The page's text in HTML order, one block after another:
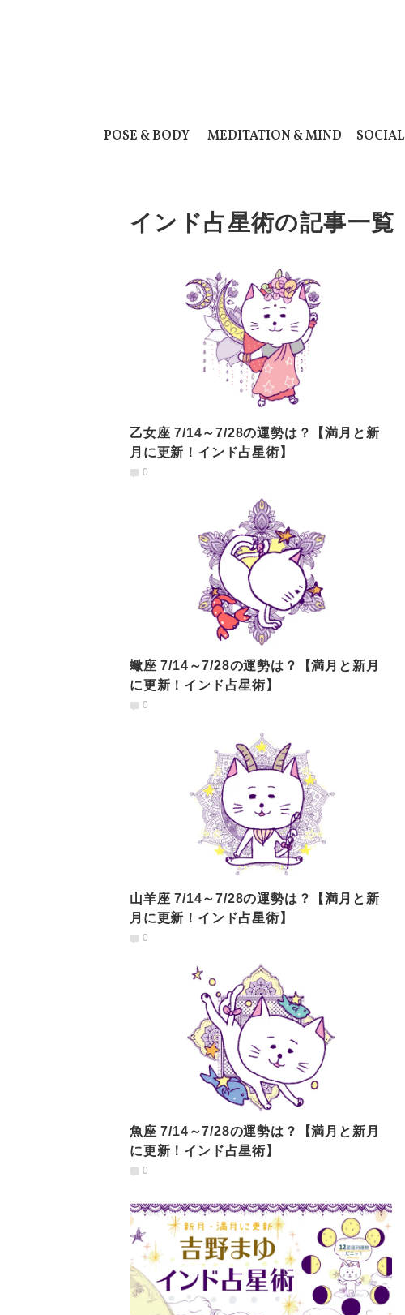
POSE & BODY MEDITATION & MIND SOCIAL
インド占星術の記事一覧
乙女座 7/14～7/28の運勢は？【満月と新
月に更新！インド占星術】
0
蠍座 7/14～7/28の運勢は？【満月と新月
に更新！インド占星術】
0
山羊座 7/14～7/28の運勢は？【満月と新
月に更新！インド占星術】
0
魚座 7/14～7/28の運勢は？【満月と新月
に更新！インド占星術】
0